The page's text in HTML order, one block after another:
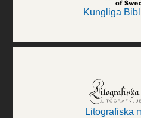
Kungliga
Litografiska